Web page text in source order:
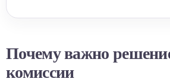
Почему важно
комиссии